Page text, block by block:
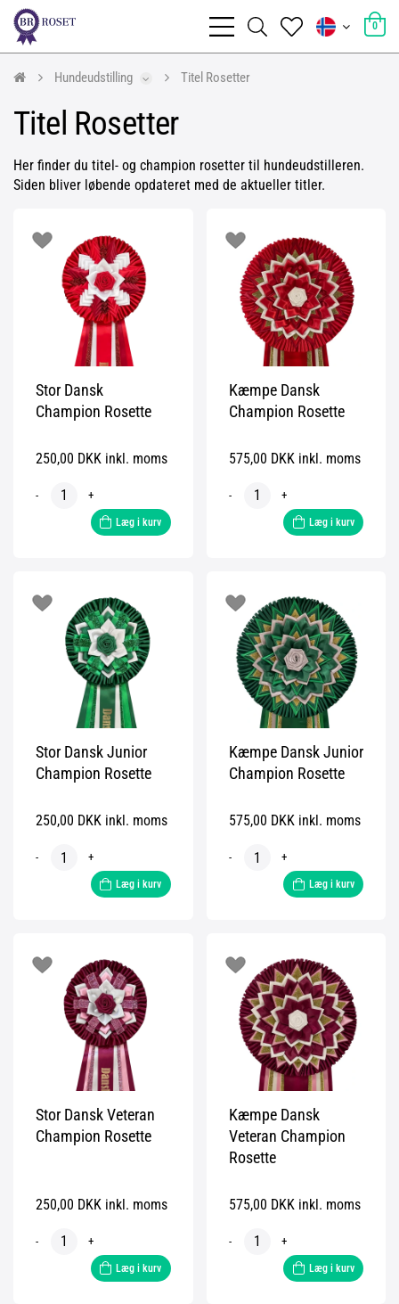
0
Hundeudstilling Titel Rosetter
Titel Rosetter
Her finder du titel- og champion rosetter til hundeudstilleren.
Siden bliver løbende opdateret med de aktueller titler.
Stor Dansk
Champion Rosette
250,00 DKK inkl. moms
- +
Læg i kurv
Kæmpe Dansk
Champion Rosette
575,00 DKK inkl. moms
- +
Læg i kurv
Stor Dansk Junior
Champion Rosette
250,00 DKK inkl. moms
- +
Læg i kurv
Kæmpe Dansk Junior
Champion Rosette
575,00 DKK inkl. moms
- +
Læg i kurv
Stor Dansk Veteran
Champion Rosette
250,00 DKK inkl. moms
- +
Læg i kurv
Kæmpe Dansk
Veteran Champion
Rosette
575,00 DKK inkl. moms
- +
Læg i kurv